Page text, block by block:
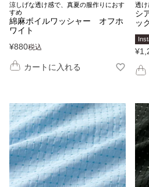
涼しげな透け感で、真夏の服作りにおす
すめ
綿麻ボイルワッシャー オフホ
ワイト
¥880税込
カートに入れる
透け
シ
ッ
¥